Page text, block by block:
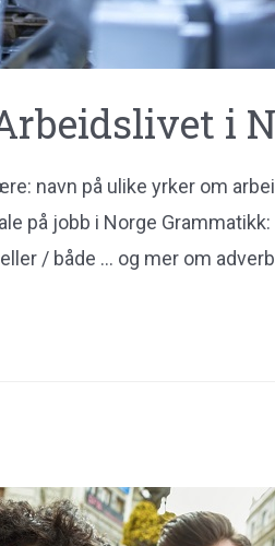
i
navn på ulike yrker om
på jobb i Norge
/ både … og mer om adverb